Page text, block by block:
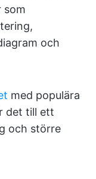
som
och
med populära
det till ett
och större